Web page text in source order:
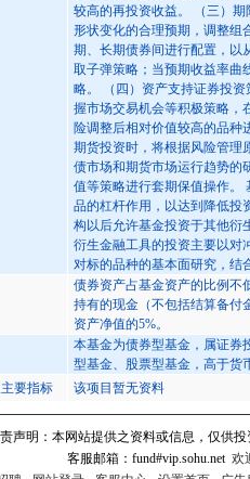
较高的再投资收益。 （三）
形状变化的合理预期，调整组
期、长期债券间进行配置，以
取子弹策略；当预期收益率曲
略。 （四）资产支持证券投
握市场交易机会等积极策略，
险调整后相对价值较高的品种
期货投资时，将根据风险管理
债市场和期货市场运行趋势的
值等策略进行套期保值操作。
品的杠杆作用，以达到降低投
构以后允许基金投资于其他衍
衍生金融工具的投资主要以对
对标的品种的基本面研究，结
债券资产占基金资产的比例不
持有的现金（不包括结算备付
资产净值的5%。
本基金为债券型基金，属证券
型基金、股票型基金，高于货
要指标
该项目暂无资料
声明：本网站提供之资料或信息，仅供投
客服邮箱：fund#vip.sohu.net 欢